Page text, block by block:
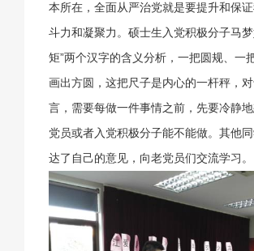
本所在，全面从严治党就是要提升和保
斗力和凝聚力。硕士生入党积极分子马
矩”两个汉字的含义分析，一把圆规、一
画出方圆，这把尺子是内心的一杆秤，
言，需要每做一件事情之前，先要冷静
党员或者入党积极分子能不能做。其他
达了自己的意见，向老党员们交流学习。